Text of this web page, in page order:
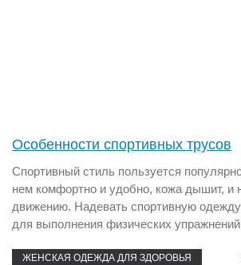
Особенности спортивных трусов
Спортивный стиль пользуется
нем комфортно и удобно, кожа дышит, и
движению. Надевать спортивную
для выполнения физических
ЖЕНСКАЯ ОДЕЖДА ДЛЯ ЗДОРОВЬЯ